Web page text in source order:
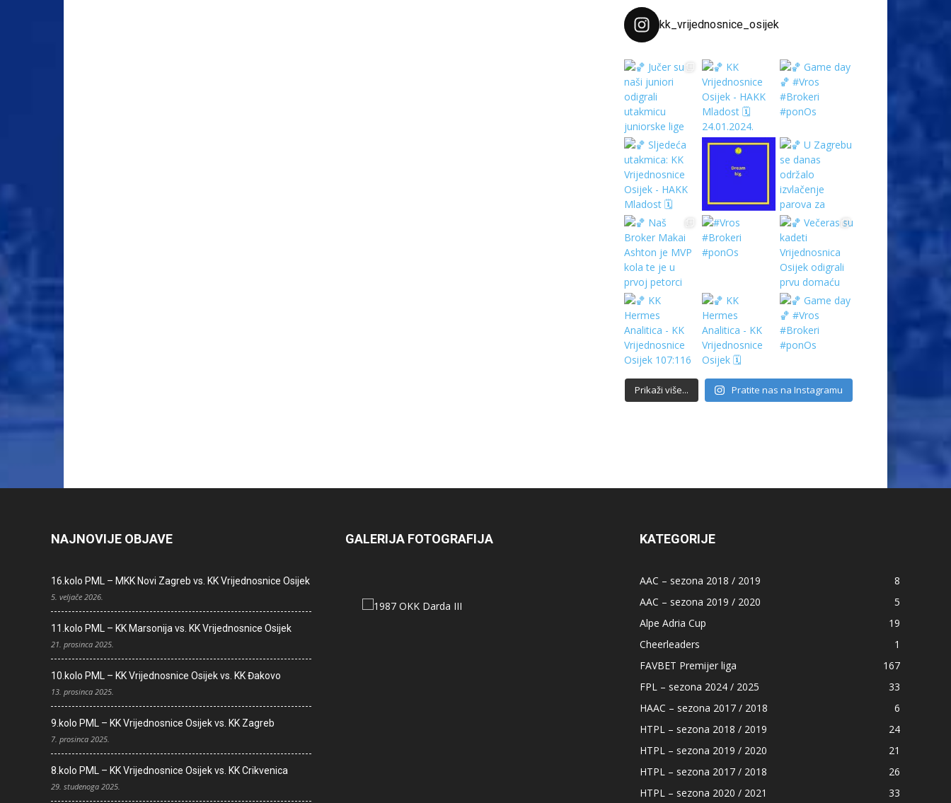
kk_vrijednosnice_osijek
Prikaži više... Pratite nas na Instagramu
NAJNOVIJE OBJAVE
16.kolo PML – MKK Novi Zagreb vs. KK Vrijednosnice Osijek
5. veljače 2026.
11.kolo PML – KK Marsonija vs. KK Vrijednosnice Osijek
21. prosinca 2025.
10.kolo PML – KK Vrijednosnice Osijek vs. KK Đakovo
13. prosinca 2025.
9.kolo PML – KK Vrijednosnice Osijek vs. KK Zagreb
7. prosinca 2025.
8.kolo PML – KK Vrijednosnice Osijek vs. KK Crikvenica
29. studenoga 2025.
GALERIJA FOTOGRAFIJA KATEGORIJE
AAC – sezona 2018 / 2019
8
AAC – sezona 2019 / 2020
5
Alpe Adria Cup
19
Cheerleaders
1
FAVBET Premijer liga
167
FPL – sezona 2024 / 2025
33
HAAC – sezona 2017 / 2018
6
HTPL – sezona 2018 / 2019
24
HTPL – sezona 2019 / 2020
21
HTPL – sezona 2017 / 2018
26
HTPL – sezona 2020 / 2021
33